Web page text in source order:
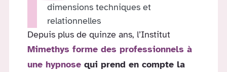
dimensions techniques et
relationnelles
Depuis plus de quinze ans, l’Institut
Mimethys forme des professionnels à
une hypnose qui prend en compte la